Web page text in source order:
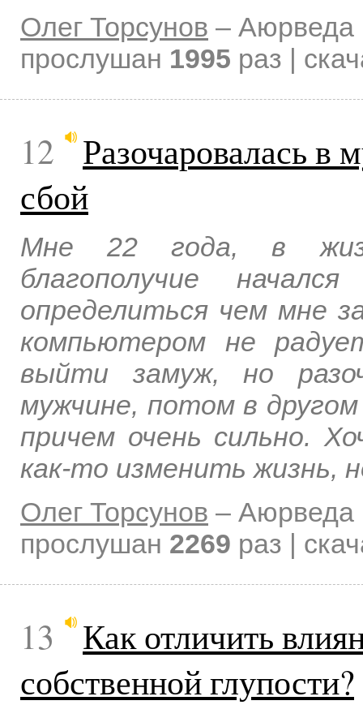
Олег Торсунов – Аюрведа
прослушан 1995 раз |
12
Разочаровалась в
сбой
Мне 22 года, в
благополучие
определиться чем мне
компьютером не
выйти замуж, но
мужчине, потом в
причем очень сильно.
как-то изменить жизнь,
Олег Торсунов – Аюрведа
прослушан 2269 раз |
13
Как отличить
собственной глупости?